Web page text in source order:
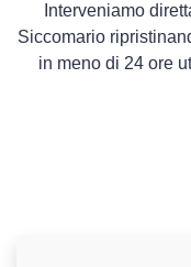
Interveniamo
Siccomario
in meno di 24 ore